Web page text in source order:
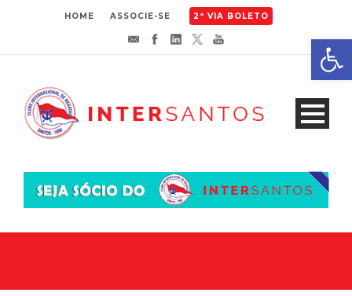
HOME ASSOCIE-SE 2ª VIA BOLETO
Abrir